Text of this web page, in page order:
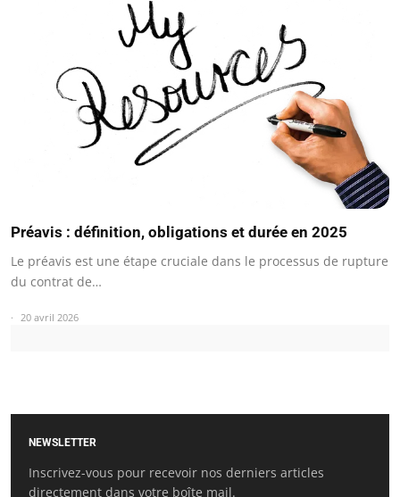
Préavis : définition, obligations et durée en 2025
Le préavis est une étape cruciale dans le processus de rupture
du contrat de…
20 avril 2026
NEWSLETTER
Inscrivez-vous pour recevoir nos derniers articles
directement dans votre boîte mail.